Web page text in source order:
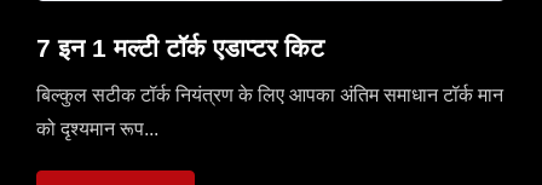
7 इन 1 मल्टी टॉर्क एडाप्टर किट
बिल्कुल सटीक टॉर्क नियंत्रण के लिए आपका अंतिम समाधान टॉर्क मान
को दृश्यमान रूप...